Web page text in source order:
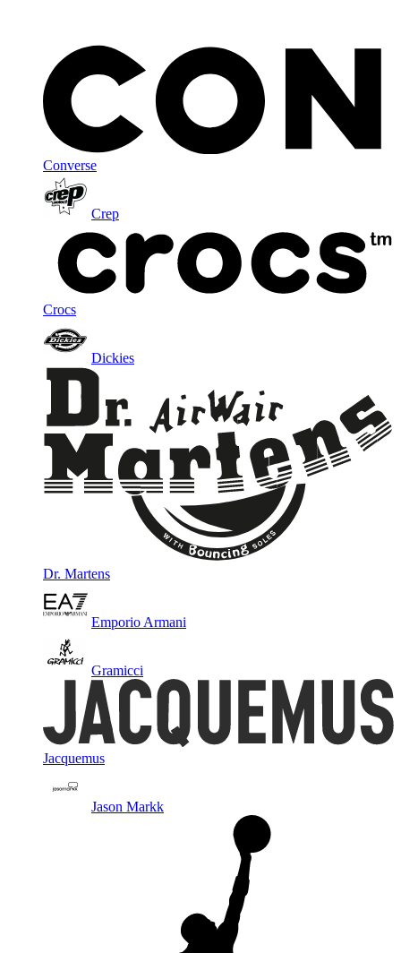
Converse
Crep
Crocs
Dickies
Dr. Martens
Emporio Armani
Gramicci
Jacquemus
Jason Markk